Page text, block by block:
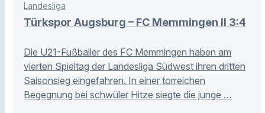
Landesliga
Türkspor Augsburg – FC Memmingen II 3:4
Die U21-Fußballer des FC Memmingen haben am
vierten Spieltag der Landesliga Südwest ihren dritten
Saisonsieg eingefahren. In einer torreichen
Begegnung bei schwüler Hitze siegte die junge …